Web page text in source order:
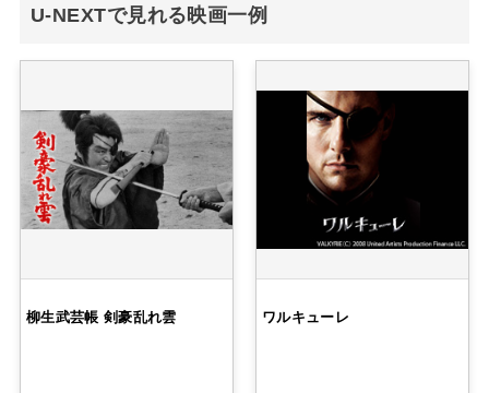
U-NEXTで見れる映画一例
柳生武芸帳 剣豪乱れ雲 ワルキューレ